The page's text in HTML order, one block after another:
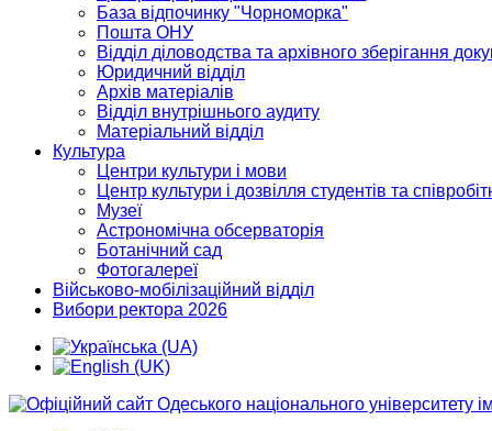
База відпочинку "Чорноморка"
Пошта ОНУ
Відділ діловодства та архівного зберігання
Юридичний відділ
Архів матеріалів
Відділ внутрішнього аудиту
Матеріальний відділ
Культура
Центри культури і мови
Центр культури і дозвілля студентів та
Музеї
Астрономічна обсерваторія
Ботанічний сад
Фотогалереї
Військово-мобілізаційний відділ
Вибори ректора 2026